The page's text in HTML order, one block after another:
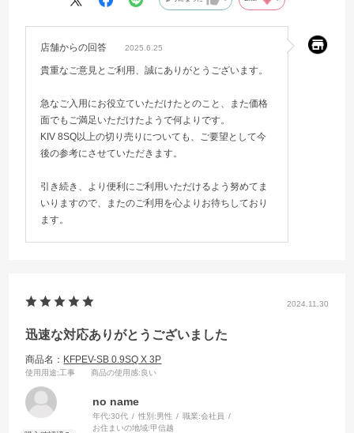
店舗からの回答 2025.6.25
貴重なご意見とご利用、誠にありがとうございます。
急なご入用にお役立ていただけたとのこと、また価格
面でもご満足いただけたようで何よりです。
KIV 8SQ以上の切り売りについても、ご要望として今
後の参考にさせていただきます。
引き続き、より便利にご利用いただけるよう努めてま
いりますので、またのご利用を心よりお待ちしており
ます。
2024.11.30
迅速な対応ありがとうございました
商品名： KFPEV-SB 0.9SQ X 3P
使用用途:工事 商品の使用感:良い
no name
年代:30代 性別:男性 職業:会社員
お住まいの地域:甲信越